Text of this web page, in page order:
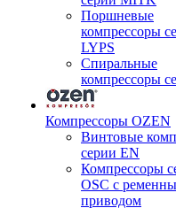
Поршневые
компрессоры
LYPS
Спиральные
компрессоры
Компрессоры OZEN
Винтовые
серии EN
Компрессоры
OSC с
приводом